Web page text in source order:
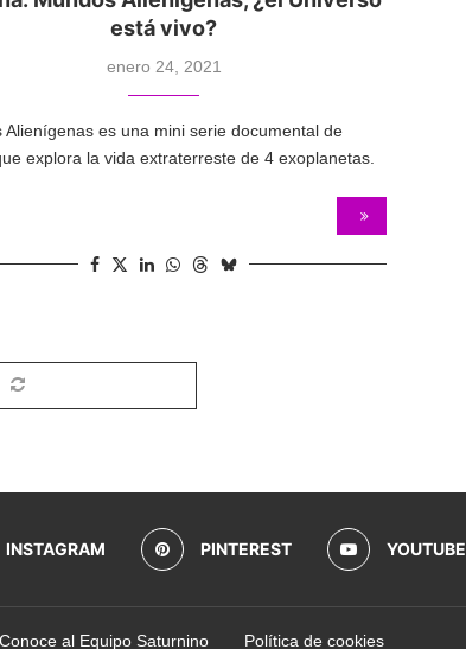
está vivo?
enero 24, 2021
Alienígenas es una mini serie documental de
explora la vida extraterreste de 4 exoplanetas.
INSTAGRAM PINTEREST YOUTUBE
Conoce al Equipo Saturnino Política de cookies